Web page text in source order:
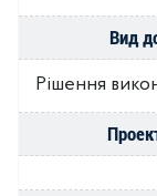
Вид
Рішення